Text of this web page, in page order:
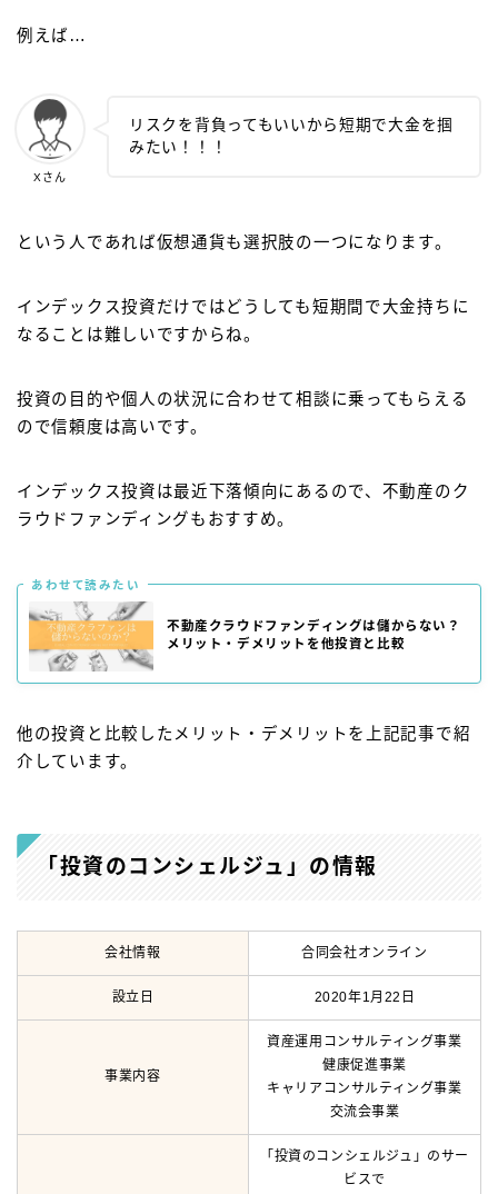
例えば…
Xさん
リスクを背負ってもいいから短期で大金を掴
みたい！！！
という人であれば仮想通貨も選択肢の一つになります。
インデックス投資だけではどうしても短期間で大金持ちに
なることは難しいですからね。
投資の目的や個人の状況に合わせて相談に乗ってもらえる
ので信頼度は高いです。
インデックス投資は最近下落傾向にあるので、不動産のク
ラウドファンディングもおすすめ。
あわせて読みたい
不動産クラウドファンディングは儲からない？
メリット・デメリットを他投資と比較
他の投資と比較したメリット・デメリットを上記記事で紹
介しています。
「投資のコンシェルジュ」の情報
会社情報 合同会社オンライン
設立日 2020年1月22日
事業内容
資産運用コンサルティング事業
健康促進事業
キャリアコンサルティング事業
交流会事業
「投資のコンシェルジュ」のサー
ビスで